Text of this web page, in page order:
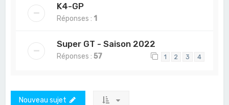
K4-GP
Réponses : 1
Super GT - Saison 2022
Réponses :57 1 2 3 4
Nouveau sujet